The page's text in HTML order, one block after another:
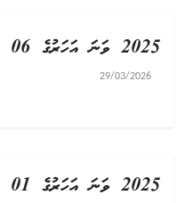
2025 ވަނަ އަހަރުގެ 06 ވަނަ ޢާއްމު ޖަލްސާގެ އެޖެންޑާ
29/03/2026